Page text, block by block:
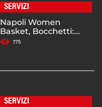
SERVIZI
Napoli Women
Basket, Bocchetti:...
175
SERVIZI